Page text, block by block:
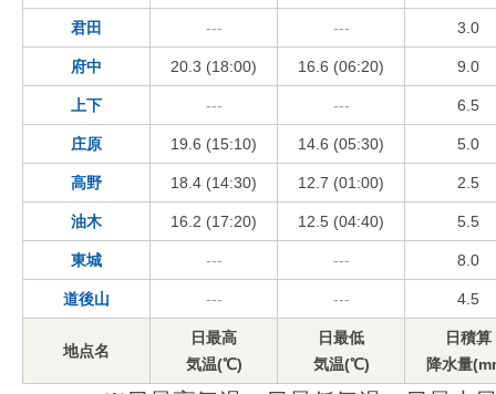
君田 --- --- 3.0
府中 20.3 (18:00) 16.6 (06:20) 9.0
上下 --- --- 6.5
庄原 19.6 (15:10) 14.6 (05:30) 5.0
高野 18.4 (14:30) 12.7 (01:00) 2.5
油木 16.2 (17:20) 12.5 (04:40) 5.5
東城 --- --- 8.0
道後山 --- --- 4.5
地点名
日最高
気温(℃)
日最低
気温(℃)
日積算
降水量